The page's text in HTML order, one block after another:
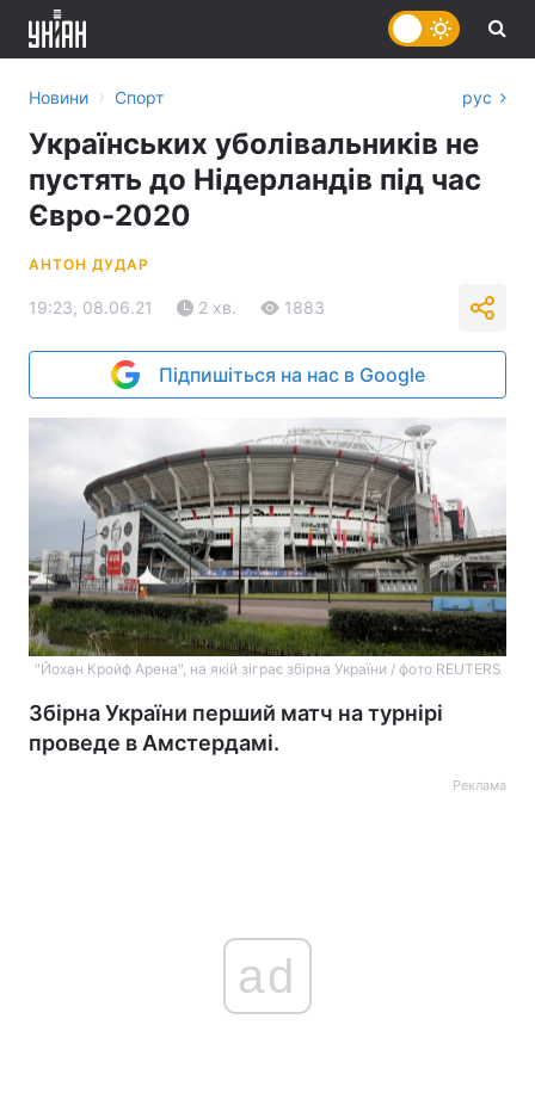
Новини › Спорт рус
Українських уболівальників не
пустять до Нідерландів під час
Євро-2020
АНТОН ДУДАР
19:23, 08.06.21 2 хв. 1883
Підпишіться на нас в Google
"Йохан Кройф Арена", на якій зіграє збірна України / фото REUTERS
Збірна України перший матч на турнірі
проведе в Амстердамі.
Реклама
ad